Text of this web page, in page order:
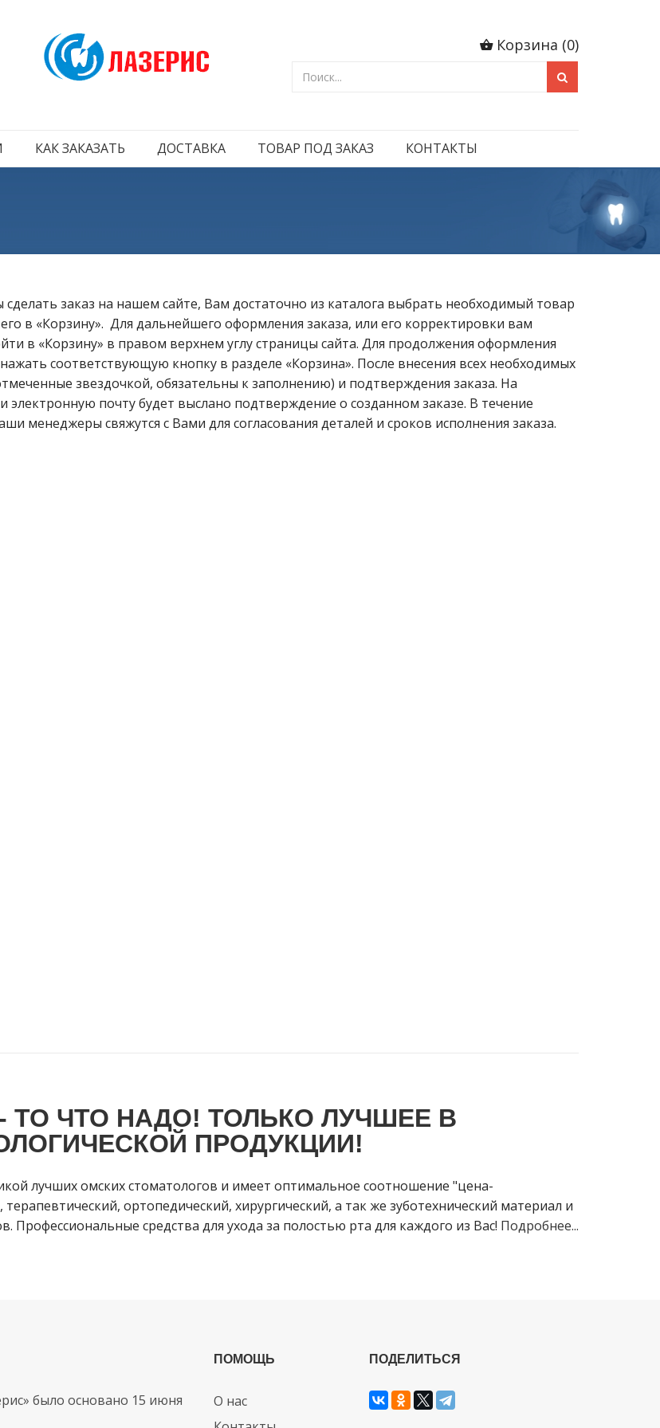
Корзина (0)
КАК ЗАКАЗАТЬ ДОСТАВКА ТОВАР ПОД ЗАКАЗ КОНТАКТЫ
сделать заказ на нашем сайте, Вам достаточно из каталога выбрать необходимый товар
в «Корзину». Для дальнейшего оформления заказа, или его корректировки вам
в «Корзину» в правом верхнем углу страницы сайта. Для продолжения оформления
нажать соответствующую кнопку в разделе «Корзина». После внесения всех необходимых
звездочкой, обязательны к заполнению) и подтверждения заказа. На
электронную почту будет выслано подтверждение о созданном заказе. В течение
менеджеры свяжутся с Вами для согласования деталей и сроков исполнения заказа.
ТО ЧТО НАДО! ТОЛЬКО ЛУЧШЕЕ В
ПРОДУКЦИИ!
лучших омских стоматологов и имеет оптимальное соотношение "цена-
ортопедический, хирургический, а так же зуботехнический материал и
Профессиональные средства для ухода за полостью рта для каждого из Вас! Подробнее...
было основано 15 июня
ПОМОЩЬ
О нас
ПОДЕЛИТЬСЯ